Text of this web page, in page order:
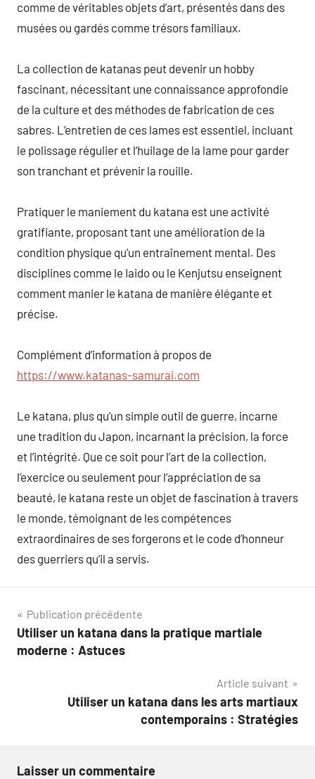
comme de véritables objets d’art, présentés dans des
musées ou gardés comme trésors familiaux.
La collection de katanas peut devenir un hobby
fascinant, nécessitant une connaissance approfondie
de la culture et des méthodes de fabrication de ces
sabres. L’entretien de ces lames est essentiel, incluant
le polissage régulier et l’huilage de la lame pour garder
son tranchant et prévenir la rouille.
Pratiquer le maniement du katana est une activité
gratifiante, proposant tant une amélioration de la
condition physique qu’un entraînement mental. Des
disciplines comme le Iaido ou le Kenjutsu enseignent
comment manier le katana de manière élégante et
précise.
Complément d’information à propos de
https://www.katanas-samurai.com
Le katana, plus qu’un simple outil de guerre, incarne
une tradition du Japon, incarnant la précision, la force
et l’intégrité. Que ce soit pour l’art de la collection,
l’exercice ou seulement pour l’appréciation de sa
beauté, le katana reste un objet de fascination à travers
le monde, témoignant de les compétences
extraordinaires de ses forgerons et le code d’honneur
des guerriers qu’il a servis.
Navigation
de
Publication précédente
Utiliser un katana dans la pratique martiale
moderne : Astuces
Article suivant
Utiliser un katana dans les arts martiaux
contemporains : Stratégies
Laisser un commentaire